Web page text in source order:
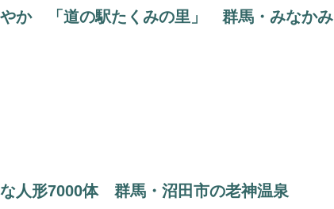
やか 「道の駅たくみの里」 群馬・みなか
人形7000体 群馬・沼田市の老神温泉